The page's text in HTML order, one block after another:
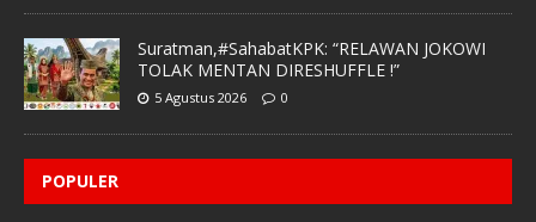
Suratman,#SahabatKPK: “RELAWAN JOKOWI
TOLAK MENTAN DIRESHUFFLE !”
5 Agustus 2026 0
POPULER